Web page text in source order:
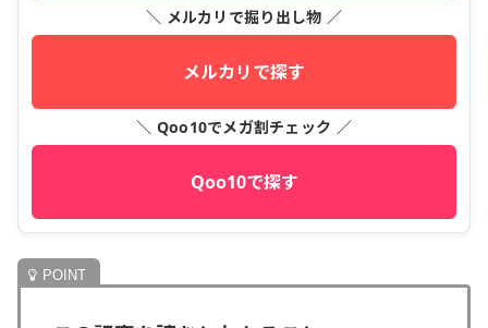
＼ メルカリで掘り出し物 ／
メルカリで探す
＼ Qoo10でメガ割チェック ／
Qoo10で探す